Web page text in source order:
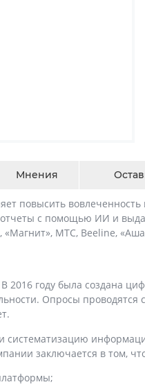
Мнения
повысить вовлеченность
с помощью ИИ и
МТС, Beeline,
В 2016 году была создана
Опросы
систематизацию
заключается в том,